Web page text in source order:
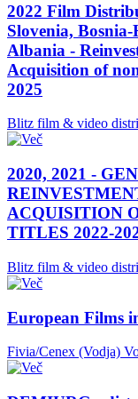
2022 Film
Slovenia,
Albania -
Acquisition of
2025
Blitz film & video
2020, 2021 -
ACQUISITION
TITLES 2022-
Blitz film & video
European Films
Fivia/Cenex (Vodja)